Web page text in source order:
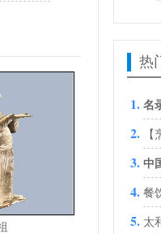
热
名
中
餐
太